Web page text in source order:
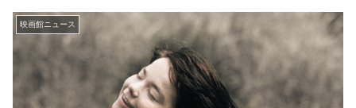
映画館ニュース